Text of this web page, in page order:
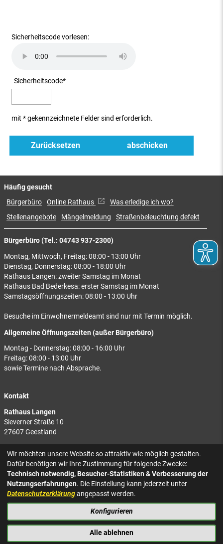
Sicherheitscode vorlesen:
Sicherheitscode*
mit * gekennzeichnete Felder sind erforderlich.
Bürgerbüro (Tel.: 04743 937-2300)
Montag, Mittwoch, Freitag: 08:00 - 13:00 Uhr
Dienstag, Donnerstag: 08:00 - 18:00 Uhr
Rathaus Langen: zweiter Samstag im Monat
Rathaus Bad Bederkesa: erster Samstag im Monat
Samstagsöffnungszeiten: 08:00 - 13:00 Uhr
Besuche im Einwohnermeldeamt sind nur mit Termin möglich.
Allgemeine Öffnungszeiten (außer Bürgerbüro)
Montag - Donnerstag: 08:00 - 16:00 Uhr
Freitag: 08:00 - 13:00 Uhr
sowie Termine nach Absprache.
Kontakt
Rathaus Langen
Sieverner Straße 10
27607 Geestland
Rathaus Bad Bederkesa
Am Markt 8
27624 Geestland
Tel.: 04743 937-2300
Häufig gesucht
Bürgerbüro Online Rathaus
Was erledige ich wo?
Stellenangebote
Mängelmeldung Straßenbeleuchtung defekt
KONTAKT
IMPRESSUM
NACH OBEN
Wir möchten unsere Website so attraktiv wie möglich gestalten.
Dafür benötigen wir Ihre Zustimmung für folgende Zwecke:
Technisch notwendig, Besucher-Statistiken & Verbesserung der
Nutzungserfahrungen. Die Einstellung kann jederzeit unter
Datenschutzerklärungangepasst werden.
Konfigurieren
Alle ablehnen